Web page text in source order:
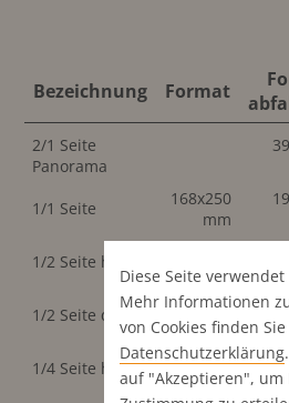
Bezeichnung Format
2/1 Seite
Panorama
1/1 Seite
168x250
mm
1/2 Seite hoch
mm
1/2 Seite quer
168x123
mm
1/4 Seite hoch
82x123
mm
Diese Seite verwendet
Mehr Informationen
von Cookies finden
Datenschutz­erklärung
auf "Akzeptieren", um